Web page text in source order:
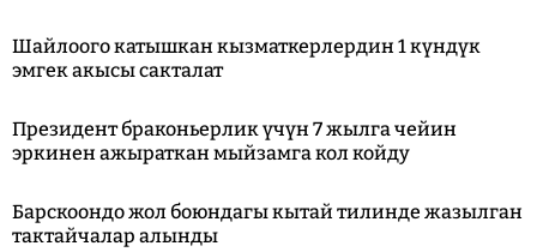
Шайлоого катышкан кызматкерлердин 1 күндүк
эмгек акысы сакталат
Президент браконьерлик үчүн 7 жылга чейин
эркинен ажыраткан мыйзамга кол койду
Барскоондо жол боюндагы кытай тилинде жазылган
тактайчалар алынды